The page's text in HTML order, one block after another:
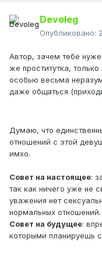
Devoleg
Опубликовано:
Автор, зачем тебе
же проститутка,
особью весьма
даже общаться
Думаю, что
отношений с этой
имхо.
Совет на настоящее:
так как ничего уже не
уважения нет
нормальных отношений.
Совет на будущее:
которыми планируешь